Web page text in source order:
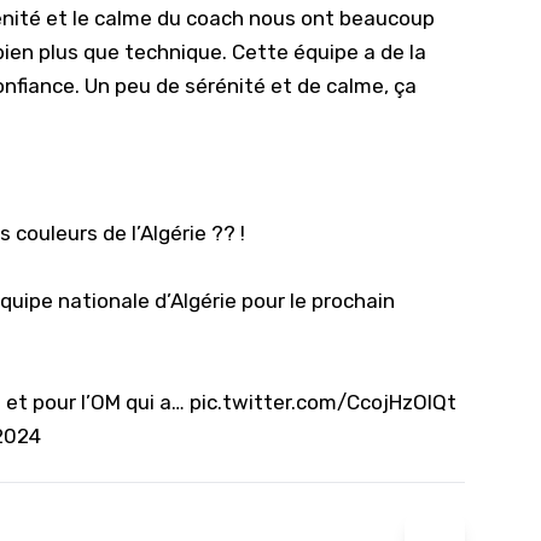
et le calme du coach nous ont beaucoup
plus que technique. Cette équipe a de la
Un peu de sérénité et de calme, ça
de l’Algérie ?? !
nationale d’Algérie pour le prochain
pour l’OM qui a… pic.twitter.com/CcojHzOlQt